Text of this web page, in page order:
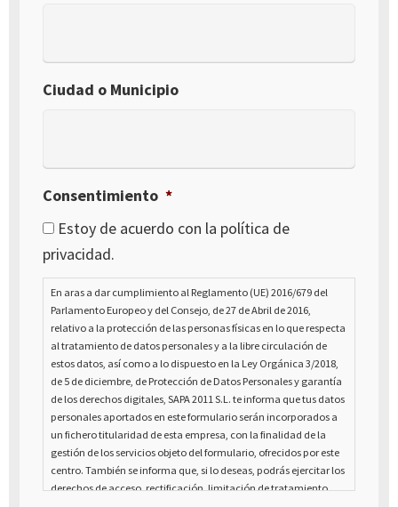
Ciudad o Municipio
Consentimiento *
Estoy de acuerdo con la política de
privacidad.
En aras a dar cumplimiento al Reglamento (UE) 2016/679 del
Parlamento Europeo y del Consejo, de 27 de Abril de 2016,
relativo a la protección de las personas físicas en lo que respecta
al tratamiento de datos personales y a la libre circulación de
estos datos, así como a lo dispuesto en la Ley Orgánica 3/2018,
de 5 de diciembre, de Protección de Datos Personales y garantía
de los derechos digitales, SAPA 2011 S.L. te informa que tus datos
personales aportados en este formulario serán incorporados a
un fichero titularidad de esta empresa, con la finalidad de la
gestión de los servicios objeto del formulario, ofrecidos por este
centro. También se informa que, si lo deseas, podrás ejercitar los
derechos de acceso, rectificación, limitación de tratamiento,